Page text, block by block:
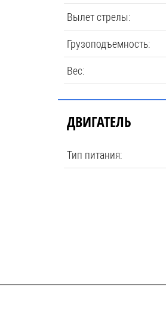
Вылет стрелы:
Грузоподъемность:
Вес:
ДВИГАТЕЛЬ
Тип питания: